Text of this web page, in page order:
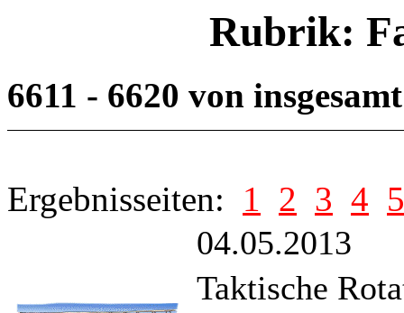
Rubrik:
6611 - 6620 von
Ergebnisseiten: 1 2 3 4 5
04.05.2013
Taktische